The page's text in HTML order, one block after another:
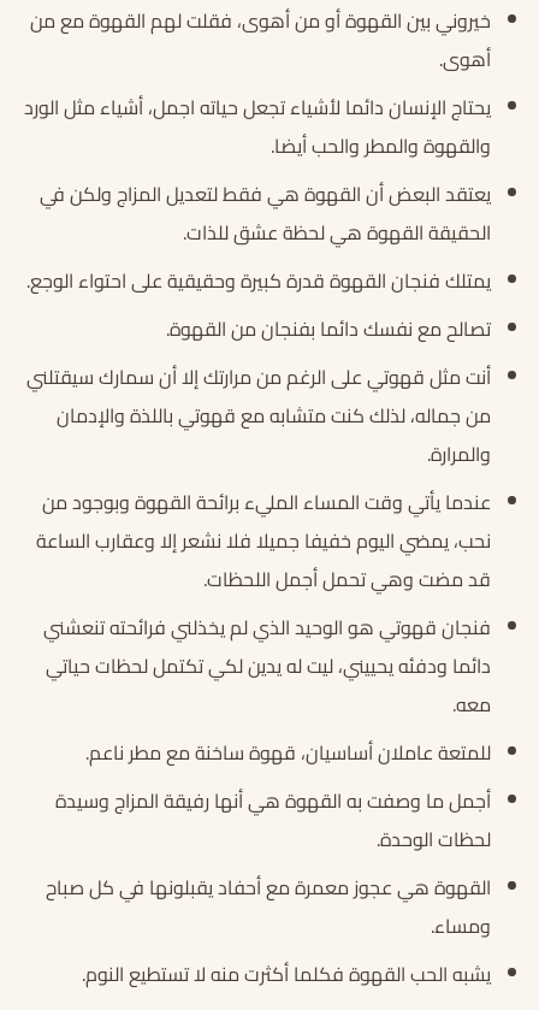
خيروني بين القهوة أو من أهوى، فقلت لهم القهوة مع من
أهوى.
يحتاج الإنسان دائما لأشياء تجعل حياته اجمل، أشياء مثل الورد
والقهوة والمطر والحب أيضا.
يعتقد البعض أن القهوة هي فقط لتعديل المزاج ولكن في
الحقيقة القهوة هي لحظة عشق للذات.
يمتلك فنجان القهوة قدرة كبيرة وحقيقية على احتواء الوجع.
تصالح مع نفسك دائما بفنجان من القهوة.
أنت مثل قهوتي على الرغم من مرارتك إلا أن سمارك سيقتلني
من جماله، لذلك كنت متشابه مع قهوتي باللذة والإدمان
والمرارة.
عندما يأتي وقت المساء المليء برائحة القهوة وبوجود من
نحب، يمضي اليوم خفيفا جميلا فلا نشعر إلا وعقارب الساعة
قد مضت وهي تحمل أجمل اللحظات.
فنجان قهوتي هو الوحيد الذي لم يخذلني فرائحته تنعشني
دائما ودفئه يحييني، ليت له يدين لكي تكتمل لحظات حياتي
معه.
للمتعة عاملان أساسيان، قهوة ساخنة مع مطر ناعم.
أجمل ما وصفت به القهوة هي أنها رفيقة المزاج وسيدة
لحظات الوحدة.
القهوة هي عجوز معمرة مع أحفاد يقبلونها في كل صباح
ومساء.
يشبه الحب القهوة فكلما أكثرت منه لا تستطيع النوم.